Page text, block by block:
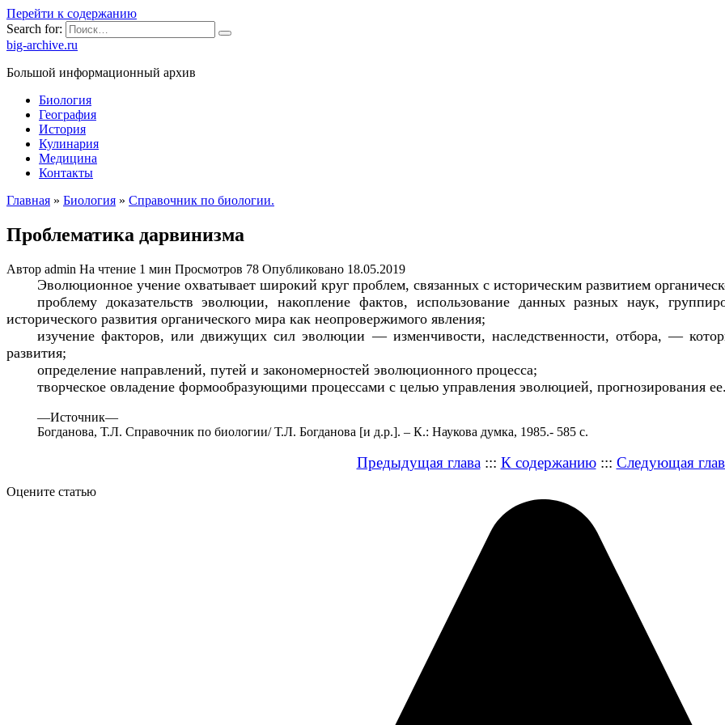
Перейти к содержанию
Search for:
big-archive.ru
Большой информационный архив
Биология
География
История
Кулинария
Медицина
Контакты
Главная » Биология » Справочник по биологии.
Проблематика дарвинизма
Автор admin На чтение 1 мин Просмотров 78 Опубликовано 18.05.2019
Эволюционное учение охватывает широкий круг проблем, связанных с историческим развитием
проблему доказательств эволюции, накопление фактов, использование данных разных наук,
исторического развития органического мира как неопровержимого явления;
изучение факторов, или движущих сил эволюции — изменчивости, наследственности, отбора, —
развития;
определение направлений, путей и закономерностей эволюционного процесса;
творческое овладение формообразующими процессами с целью управления эволюцией, прогнозирования
—Источник—
Богданова, Т.Л. Справочник по биологии/ Т.Л. Богданова [и д.р.]. – К.: Наукова думка, 1985.- 585 с.
Предыдущая глава::: К содержанию::: Следующая
Оцените статью